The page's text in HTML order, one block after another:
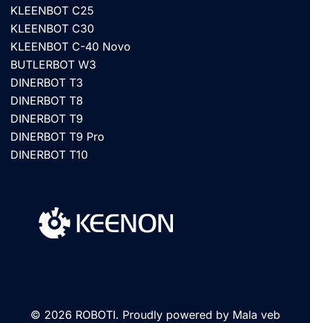
KLEENBOT C25
KLEENBOT C30
KLEENBOT C-40 Novo
BUTLERBOT W3
DINERBOT T3
DINERBOT T8
DINERBOT T9
DINERBOT T9 Pro
DINERBOT T10
© 2026 ROBOTI. Proudly powered by Mala veb